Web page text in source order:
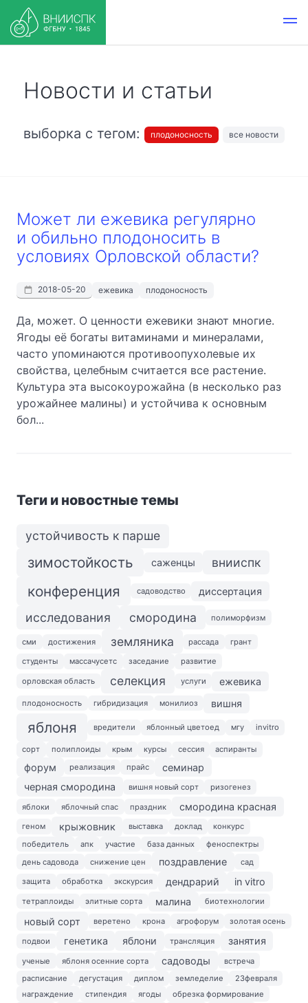
Новости и статьи
выборка с тегом: плодоносность все новости
Может ли ежевика регулярно
и обильно плодоносить в
условиях Орловской области?
2018-05-20 ежевика плодоносность
Да, может. О ценности ежевики знают многие.
Ягоды её богаты витаминами и минералами,
часто упоминаются противоопухолевые их
свойства, целебным считается все растение.
Культура эта высокоурожайна (в несколько раз
урожайнее малины) и устойчива к основным
бол...
Теги и новостные темы
устойчивость к парше
зимостойкость саженцы внииспк
конференция садоводство диссертация
исследования смородина полиморфизм
сми достижения земляника рассада грант
студенты массачусетс заседание развитие
орловская область селекция услуги ежевика
плодоносность гибридизация монилиоз вишня
яблоня вредители яблонный цветоед мгу invitro
сорт полиплоиды крым курсы сессия аспиранты
форум реализация прайс
семинар
черная смородина
вишня новый сорт ризогенез
яблоки яблочный спас праздник смородина красная
геном крыжовник выставка доклад
конкурс
победитель
апк участие база данных
феноспектры
день садовода
снижение цен поздравление сад
защита обработка экскурсия дендрарий in vitro
тетраплоиды элитные сорта малина биотехнологии
новый сорт веретено крона агрофорум золотая осень
подвои генетика яблони трансляция занятия
ученые яблоня осенние сорта садоводы
встреча
расписание
дегустация диплом земледелие
23февраля
награждение
стипендия ягоды
обрезка формирование